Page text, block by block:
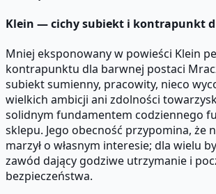
Klein — cichy subiekt i kontrapunkt
Mniej eksponowany w powieści Klein
kontrapunktu dla barwnej postaci
subiekt sumienny, pracowity, nieco
wielkich ambicji ani zdolności
solidnym fundamentem codziennego
sklepu. Jego obecność przypomina, że
marzył o własnym interesie; dla wielu
zawód dający godziwe utrzymanie i
bezpieczeństwa.